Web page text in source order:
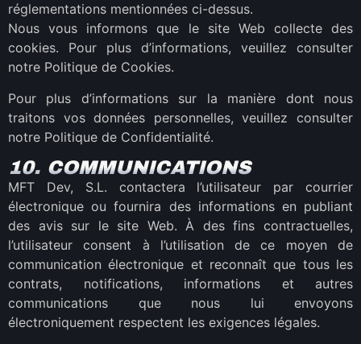
réglementations mentionnées ci-dessus.
Nous vous informons que le site Web collecte des
cookies. Pour plus d’informations, veuillez consulter
notre Politique de Cookies.
Pour plus d’informations sur la manière dont nous
traitons vos données personnelles, veuillez consulter
notre Politique de Confidentialité.
10. COMMUNICATIONS
MFT Dev, S.L. contactera l’utilisateur par courrier
électronique ou fournira des informations en publiant
des avis sur le site Web. À des fins contractuelles,
l’utilisateur consent à l’utilisation de ce moyen de
communication électronique et reconnaît que tous les
contrats, notifications, informations et autres
communications que nous lui envoyons
électroniquement respectent les exigences légales.